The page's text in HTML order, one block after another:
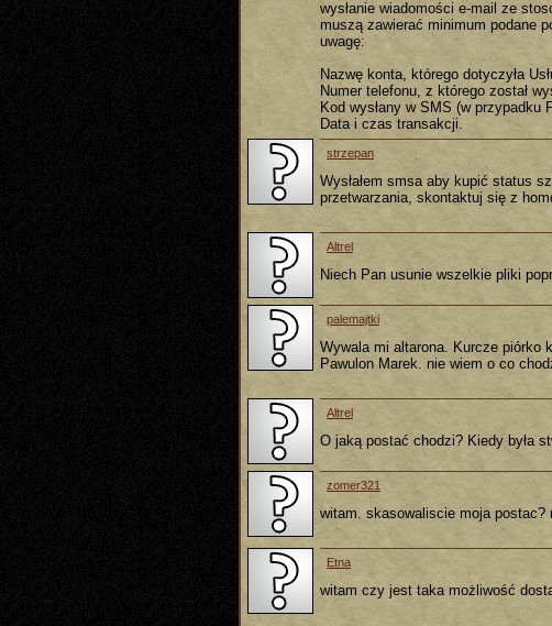
wysłanie wiadomości e-mail ze
muszą zawierać minimum podane
uwagę:
Nazwę konta, którego dotyczyła
Numer telefonu, z którego został
Kod wysłany w SMS (w przypadku
Data i czas transakcji.
strzepan
Wysłałem smsa aby kupić status
przetwarzania, skontaktuj się z
Altrel
Niech Pan usunie wszelkie pliki
palemajtki
Wywala mi altarona. Kurcze piórko
Pawulon Marek. nie wiem o co
Altrel
O jaką postać chodzi? Kiedy była
zomer321
witam. skasowaliscie moja
Etna
witam czy jest taka możliwość